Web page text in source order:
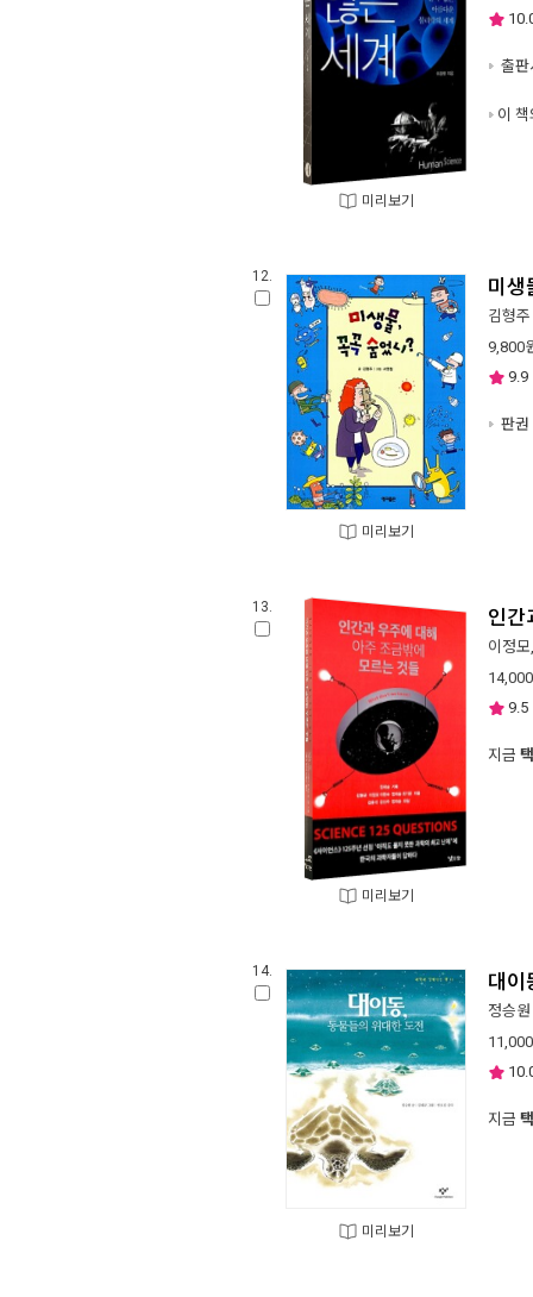
미리보기
출판
이
12.
미리보기
미생
김형주
9,800
9.9
판권
13.
미리보기
인간
이정모
14,000
9.5
지금
14.
미리보기
대이
정승원
11,000
지금